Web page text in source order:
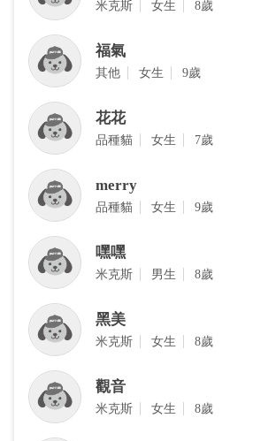
‎米克斯 女生 8歲
福氣
其他 女生 9歲
花花
品種貓 女生 7歲
merry
品種貓 女生 9歲
嘿嘿
米克斯 男生 8歲
黑美
米克斯 女生 8歲
觀音
米克斯 女生 8歲